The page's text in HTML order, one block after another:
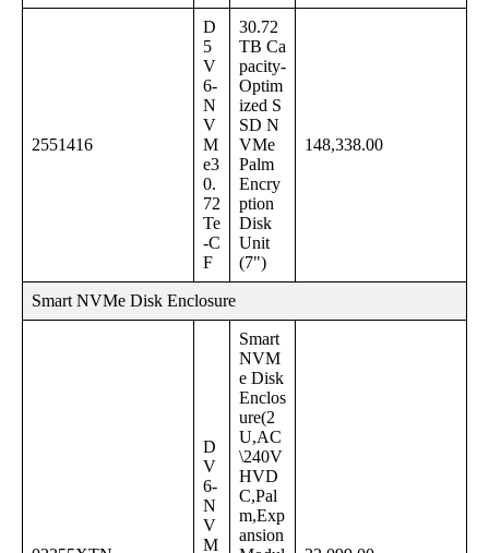
2551416
D
5
V
6-
N
V
M
e3
0.
72
Te
-C
F
30.72
TB Ca
pacity-
Optim
ized S
SD N
VMe
Palm
Encry
ption
Disk
Unit
(7")
148,338.00
Smart NVMe Disk Enclosure
D
V
6-
N
V
M
Smart
NVM
e Disk
Enclos
ure(2
U,AC
\240V
HVD
C,Pal
m,Exp
ansion